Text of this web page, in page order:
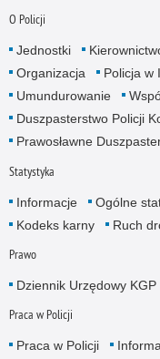
O Policji
Jednostki
Organizacja
Policja w
Umundurowanie
Duszpasterstwo Policji
Prawosławne
Statystyka
Informacje Ogólne
Kodeks karny
Ruch
Prawo
Dziennik Urzędowy KGP
Praca w Policji
Praca w Policji